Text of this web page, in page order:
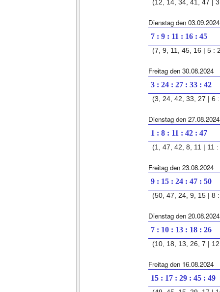
(12, 14, 34, 41, 47 |
Dienstag den 03.09.2024
7 : 9 : 11 : 16 : 45
(7, 9, 11, 45, 16 | 5 :
Freitag den 30.08.2024
3 : 24 : 27 : 33 : 42
(3, 24, 42, 33, 27 | 6
Dienstag den 27.08.2024
1 : 8 : 11 : 42 : 47
(1, 47, 42, 8, 11 | 11 :
Freitag den 23.08.2024
9 : 15 : 24 : 47 : 50
(50, 47, 24, 9, 15 | 8
Dienstag den 20.08.2024
7 : 10 : 13 : 18 : 26
(10, 18, 13, 26, 7 |
Freitag den 16.08.2024
15 : 17 : 29 : 45 : 49